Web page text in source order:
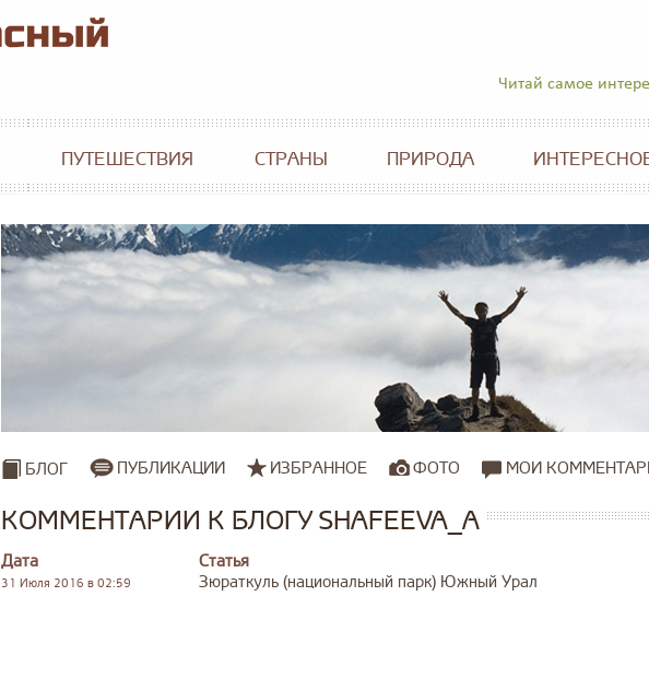
Читай самое
ПУТЕШЕСТВИЯ СТРАНЫ ПРИРОДА
БЛОГ ПУБЛИКАЦИИ ИЗБРАННОЕ ФОТО МОИ
КОММЕНТАРИИ К БЛОГУ SHAFEEVA_A
Дата Статья
31 Июля 2016 в 02:59 Зюраткуль (национальный парк) Южный Урал